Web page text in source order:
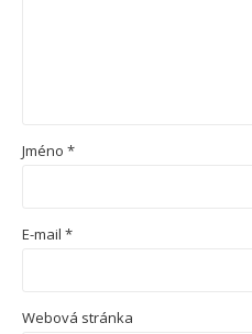
Jméno *
E-mail *
Webová stránka